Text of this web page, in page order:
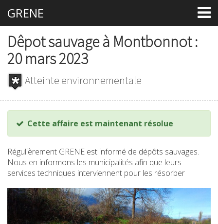
GRENE
Dêpot sauvage à Montbonnot :
20 mars 2023
Atteinte environnementale
Cette affaire est maintenant résolue
Régulièrement GRENE est informé de dépôts sauvages.
Nous en informons les municipalités afin que leurs
services techniques interviennent pour les résorber